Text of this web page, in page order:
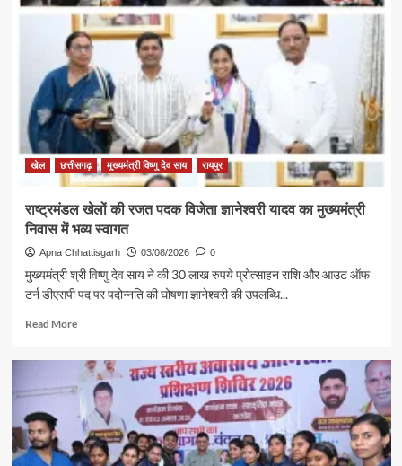
विजेता
ज्ञानेश्वरी
यादव
से
शिक्षा
मंत्री
गजेंद्र
यादव
की
आत्मीय
खेल छत्तीसगढ़ मुख्यमंत्री विष्णु देव साय रायपुर
राष्ट्रमंडल खेलों की रजत पदक विजेता ज्ञानेश्वरी यादव का मुख्यमंत्री
निवास में भव्य स्वागत
Apna Chhattisgarh 03/08/2026 0
मुख्यमंत्री श्री विष्णु देव साय ने की 30 लाख रुपये प्रोत्साहन राशि और आउट ऑफ
टर्न डीएसपी पद पर पदोन्नति की घोषणा ज्ञानेश्वरी की उपलब्धि...
Read MoreRead
राष्ट्रमंडल
खेलों
की
रजत
पदक
विजेता